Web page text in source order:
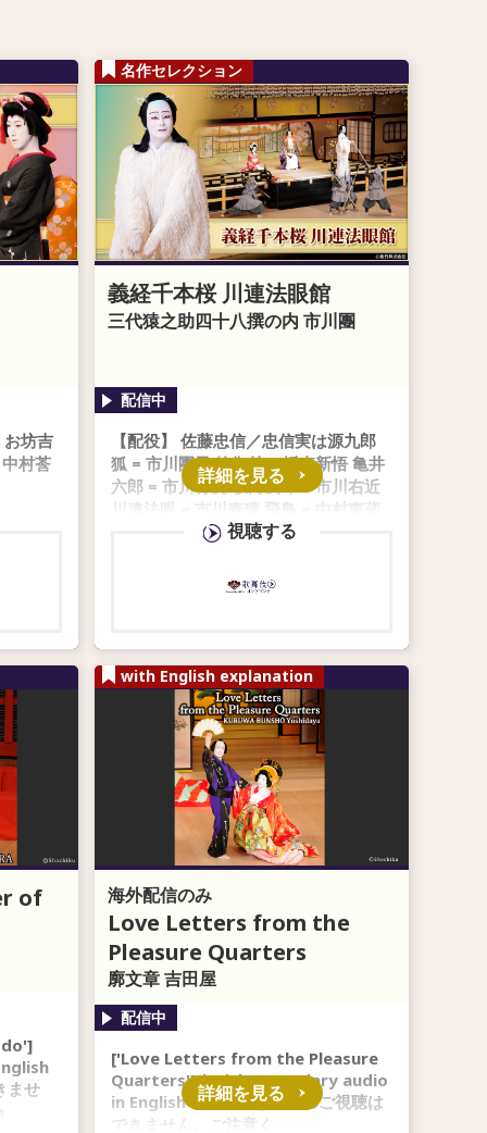
坊吉
村莟
名作セレクション
義経千本桜 川連法眼館
三代猿之助四十八撰の内 市川團
【配役】 佐藤忠信／忠信実は源九郎
狐 = 市川團子 静御前 = 坂東新悟 亀井
六郎 = 市川青虎 駿河次郎 = 市川右近
川連法眼 = 市川寿猿 飛鳥 = 中村東蔵
源九郎判官義経 =
詳細を見る
視聴する
of
ませ
with English explanation
海外配信のみ
Love Letters from the
Pleasure Quarters
廓文章 吉田屋
['Love Letters from the Pleasure
Quarters'] *With secondary audio
in English ※副音声なしでのご視聴は
できません。ご注意く
詳細を見る